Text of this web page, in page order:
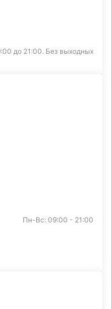
до 21:00. Без выходных
Пн-Вс: 09:00 - 21:00